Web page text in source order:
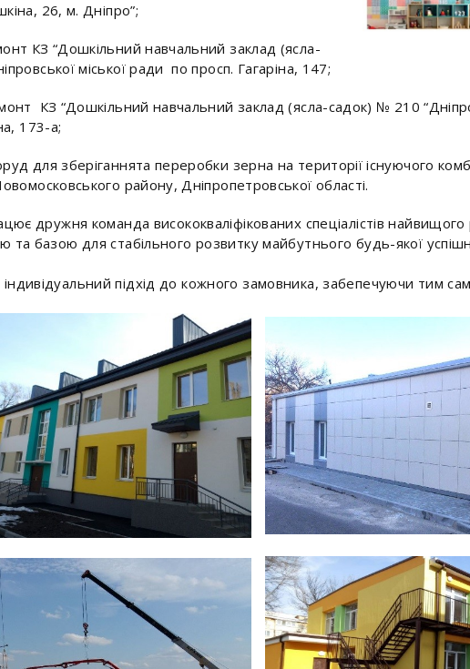
26, м. Дніпро”;
КЗ “Дошкільний навчальний заклад (ясла-
міської ради по просп. Гагаріна, 147;
КЗ “Дошкільний навчальний заклад (ясла-садок) № 210
173-а;
для зберіганнята переробки зерна на території існуючого
району, Дніпропетровської області.
дружня команда висококваліфікованих спеціалістів
та базою для стабільного розвитку майбутнього будь-якої
підхід до кожного замовника, забепечуючи тим